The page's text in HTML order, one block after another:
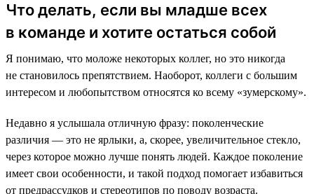
Что делать, если вы младше всех
в команде и хотите остаться собой
Я понимаю, что моложе некоторых коллег, но это никогда
не становилось препятствием. Наоборот, коллеги с большим
интересом и любопытством относятся ко всему «зумерскому».
Недавно я услышала отличную фразу: поколенческие
различия — это не ярлыки, а, скорее, увеличительное стекло,
через которое можно лучше понять людей. Каждое поколение
имеет свои особенности, и такой подход помогает избавиться
от предрассудков и стереотипов по поводу возраста.